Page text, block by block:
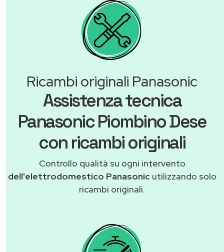
Ricambi originali Panasonic
Assistenza tecnica
Panasonic Piombino Dese
con ricambi originali
Controllo qualità su ogni intervento
dell'elettrodomestico Panasonicutilizzando solo
ricambi originali.